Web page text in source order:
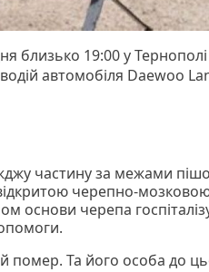
близько 19:00 у
автомобіля Daewoo
частину за межами
відкритою черепно-
основи черепа
помер. Та його особа до